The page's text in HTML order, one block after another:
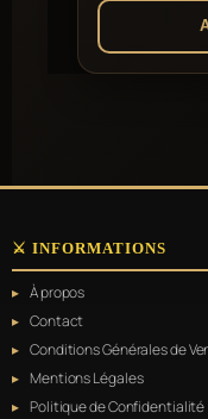
⚔️ INFORMATIONS
À propos
Contact
Conditions Générales de
Mentions Légales
Politique de Confidentialité